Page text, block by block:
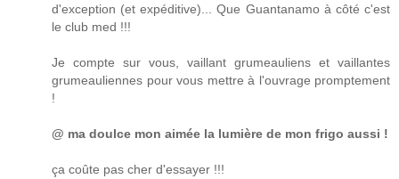
d'exception (et expéditive)... Que Guantanamo à côté c'est
le club med !!!
Je compte sur vous, vaillant grumeauliens et vaillantes
grumeauliennes pour vous mettre à l'ouvrage promptement
!
@ ma doulce mon aimée la lumière de mon frigo aussi !
ça coûte pas cher d'essayer !!!